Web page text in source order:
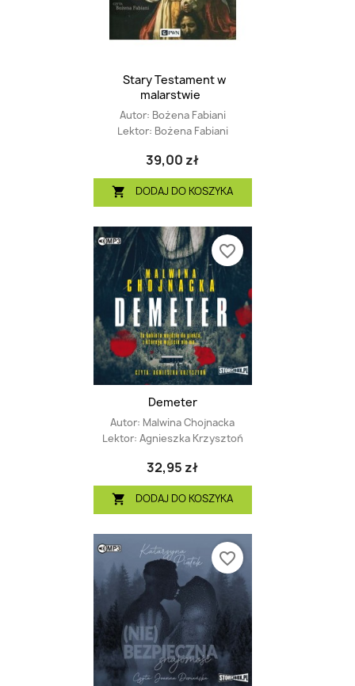
Stary Testament w
malarstwie
Autor: Bożena Fabiani
Lektor: Bożena Fabiani
39,00 zł
 DODAJ DO KOSZYKA
Demeter
Autor: Malwina Chojnacka
Lektor: Agnieszka Krzysztoń
32,95 zł
 DODAJ DO KOSZYKA
favorite_border
favorite_border